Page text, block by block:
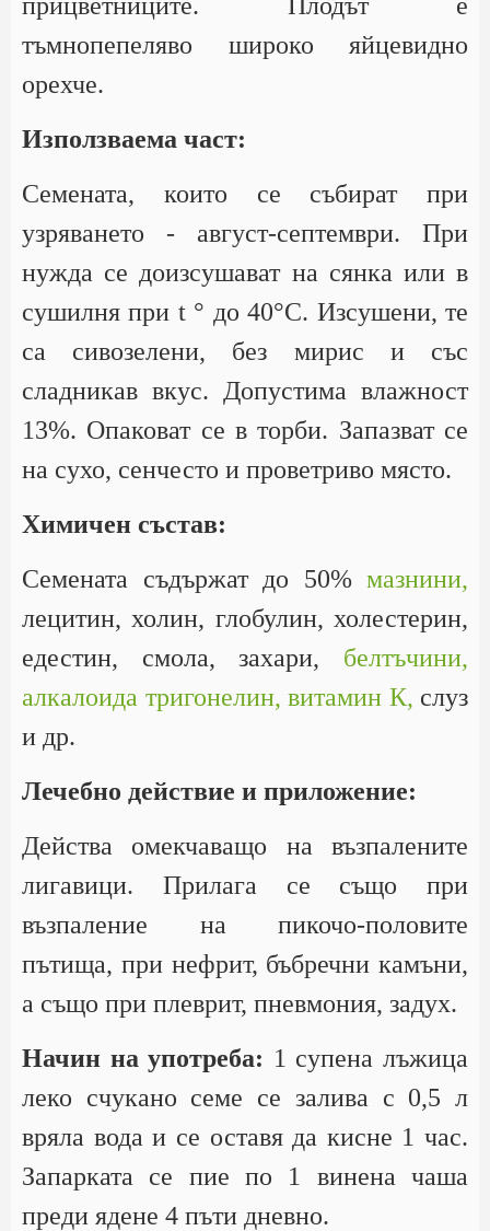
тъмнопепеляво широко яйцевидно
орехче.
Използваема част:
Семената, които се събират при
узряването - август-септември. При
нужда се доизсушават на сянка или в
сушилня при t ° до 40°С. Изсушени, те
са сивозелени, без мирис и със
сладникав вкус. Допустима влажност
13%. Опаковат се в торби. Запазват се
на сухо, сенчесто и проветриво място.
Химичен състав:
Семената съдържат до 50% мазнини,
лецитин, холин, глобулин, холестерин,
едестин, смола, захари, белтъчини,
алкалоида тригонелин, витамин К, слуз
и др.
Лечебно действие и приложение:
Действа омекчаващо на възпалените
лигавици. Прилага се също при
възпаление на пикочо-половите
пътища, при нефрит, бъбречни камъни,
а също при плеврит, пневмония, задух.
Начин на употреба: 1 супена лъжица
леко счукано семе се залива с 0,5 л
вряла вода и се оставя да кисне 1 час.
Запарката се пие по 1 винена чаша
преди ядене 4 пъти дневно.